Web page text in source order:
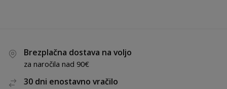
Brezplačna dostava na voljo
za naročila nad 90€
30 dni enostavno vračilo